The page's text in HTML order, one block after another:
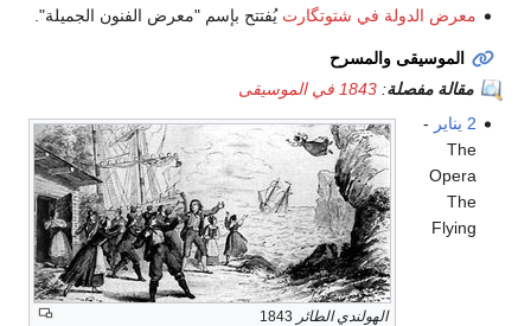
معرض الدولة في شتوتگارت يُفتتح بإسم "معرض الفنون الجميلة".
الموسيقى والمسرح
مقالة مفصلة: 1843 في الموسيقى
الهولندي الطائر
2 يناير
-
The
Opera
The
Flying